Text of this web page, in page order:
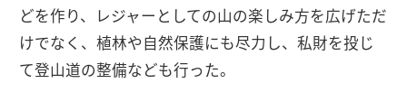
どを作り、レジャーとしての山の楽しみ方を広げただ
けでなく、植林や自然保護にも尽力し、私財を投じ
て登山道の整備なども行った。